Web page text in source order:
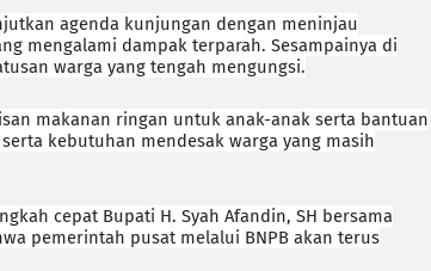
agenda kunjungan dengan meninjau
mengalami dampak terparah. Sesampainya di
warga yang tengah mengungsi.
makanan ringan untuk anak-anak serta bantuan
kebutuhan mendesak warga yang masih
cepat Bupati H. Syah Afandin, SH bersama
pemerintah pusat melalui BNPB akan terus